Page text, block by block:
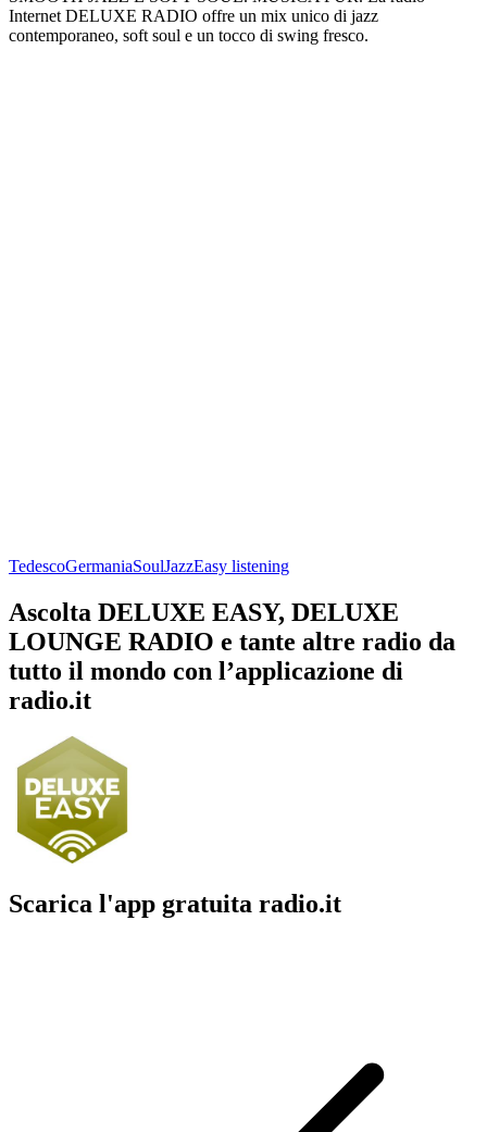
Internet DELUXE RADIO offre un mix unico di jazz
contemporaneo, soft soul e un tocco di swing fresco.
TedescoGermaniaSoulJazzEasy listening
Ascolta DELUXE EASY, DELUXE
LOUNGE RADIO e tante altre radio da
tutto il mondo con l’applicazione di
radio.it
Scarica l'app gratuita radio.it